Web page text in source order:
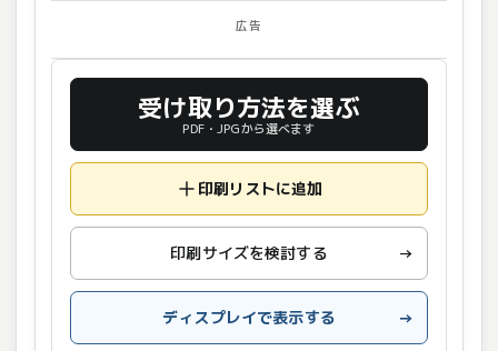
広告
受け取り方法を選ぶ
PDF・JPGから選べます
印刷リストに追加
印刷サイズを検討する →
ディスプレイで表示する →